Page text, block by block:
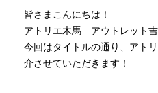
全商品一覧
皆さまこんにちは！
アトリエ木馬 アウトレット吉
今回はタイトルの通り、アト
介させていただきます！